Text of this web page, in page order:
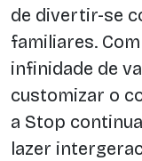
de divertir-se
familiares.
infinidade de
customizar o
a Stop
lazer